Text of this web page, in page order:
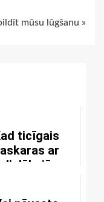
mūsu lūgšanu »
ticīgais
ar